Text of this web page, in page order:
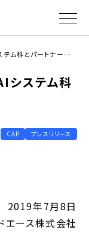
クラウドエース、日本工学院 AIシステム科とパートナー契約を締結
システム科
CAP プレスリリース
2019年7月8日
エース株式会社